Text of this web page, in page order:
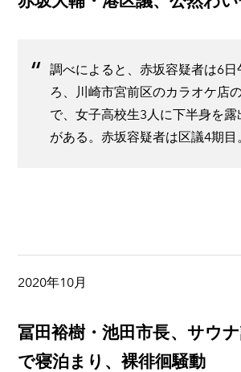
調べによると、赤坂容疑者は6
ろ、川崎市宮前区のカラオケ店
で、女子高校生3人に下半身を露
がある。赤坂容疑者は区議4期目
2020年10月
冨田裕樹・池田市長、サウ
で寝泊まり、裸徘徊騒動